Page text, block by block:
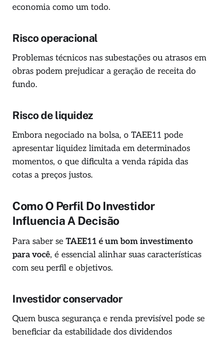
economia como um todo.
Risco operacional
Problemas técnicos nas subestações ou atrasos em
obras podem prejudicar a geração de receita do
fundo.
Risco de liquidez
Embora negociado na bolsa, o TAEE11 pode
apresentar liquidez limitada em determinados
momentos, o que dificulta a venda rápida das
cotas a preços justos.
Como O Perfil Do Investidor
Influencia A Decisão
Para saber se TAEE11 é um bom investimento
para você, é essencial alinhar suas características
com seu perfil e objetivos.
Investidor conservador
Quem busca segurança e renda previsível pode se
beneficiar da estabilidade dos dividendos